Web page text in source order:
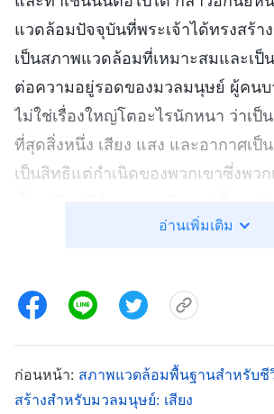
แวดล้อมปัจจุบันที่พระเจ้าได้ทรงสร้า
เป็นสภาพแวดล้อมที่เหมาะสมและเป็
ต่อความอยู่รอดของมวลมนุษย์ ผู้คน
ไม่ใช่เรื่องใหญ่โตอะไรนักหนา ว่าเป็
ที่สุดสิ่งหนึ่ง เสียง แสง และอากาศเป็
เป็นสิทธิแต่กำเนิดของพวกเขาซึ่งพว
มีความสามารถที่จะชื่นชม พระเจ้าได้
เขาจำเป็นต้องรู้ ไม่สำคัญว่าเจ้าจะรู้สึ
จำเป็นต้องเข้าใจสิ่งเหล่านี้หรือรู้จักสิ่ง
โดยสังเขปแล้ว เมื่อพระเจ้าได้ทรงส
มา พระองค์ได้ทรงดำริมากมายเกี่ยว
พระองค์ได้ทรงมีแผนการ พระองค์ได้
อ่านเพิ่มเติม
ก่อนหน้า: สภาพแวดล้อมพื้นฐานสำหรับชี
สร้างสำหรับมวลมนุษย์: เสียง